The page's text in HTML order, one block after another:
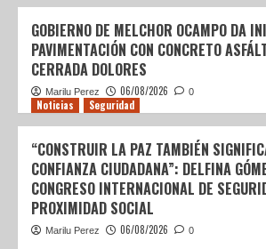
GOBIERNO DE MELCHOR OCAMPO DA
PAVIMENTACIÓN CON CONCRETO
CERRADA DOLORES
Marilu Perez 06/08/2026 0
Noticias Seguridad
“CONSTRUIR LA PAZ TAMBIÉN
CONFIANZA CIUDADANA”: DELFINA
CONGRESO INTERNACIONAL DE
PROXIMIDAD SOCIAL
Marilu Perez 06/08/2026 0